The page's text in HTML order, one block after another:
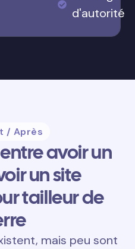
d'autorité
/ Après
avoir un
un site
tailleur de
mais peu sont